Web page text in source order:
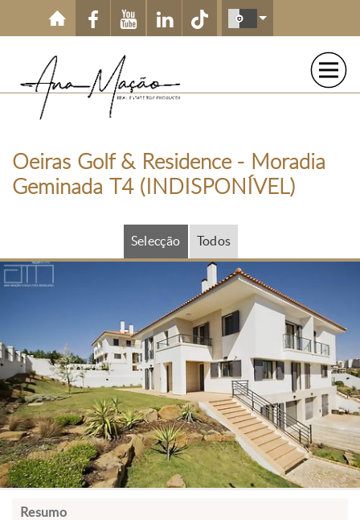
Passar para o conteúdo principal
Oeiras Golf & Residence - Moradia
Geminada T4 (INDISPONÍVEL)
Selecção Todos
Resumo